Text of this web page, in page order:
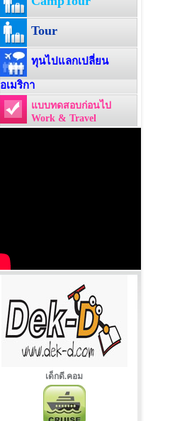
Tour
ทุนไปแลกเปลี่ยน
อเมริกา
แบบทดสอบก่อนไป
Work & Travel
เด็กดี.คอม